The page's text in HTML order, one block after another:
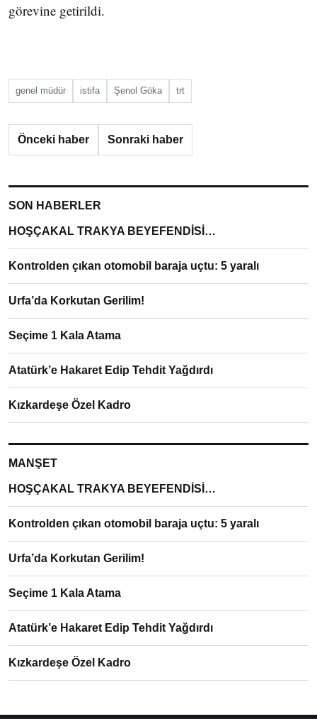
görevine getirildi.
genel müdür istifa Şenol Göka trt
Önceki haber Sonraki haber
SON HABERLER
HOŞÇAKAL TRAKYA BEYEFENDİSİ…
Kontrolden çıkan otomobil baraja uçtu: 5 yaralı
Urfa’da Korkutan Gerilim!
Seçime 1 Kala Atama
Atatürk’e Hakaret Edip Tehdit Yağdırdı
Kızkardeşe Özel Kadro
MANŞET
HOŞÇAKAL TRAKYA BEYEFENDİSİ…
Kontrolden çıkan otomobil baraja uçtu: 5 yaralı
Urfa’da Korkutan Gerilim!
Seçime 1 Kala Atama
Atatürk’e Hakaret Edip Tehdit Yağdırdı
Kızkardeşe Özel Kadro